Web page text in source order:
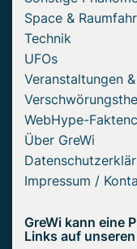
Space &
Technik
UFOs
Veranstaltungen
WebHype-
Über GreWi
Impressum /
GreWi kann eine
Links auf